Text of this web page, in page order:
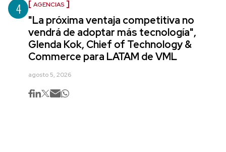
4 AGENCIAS
"La próxima ventaja competitiva no
vendrá de adoptar más tecnología",
Glenda Kok, Chief of Technology &
Commerce para LATAM de VML
agosto 5, 2026